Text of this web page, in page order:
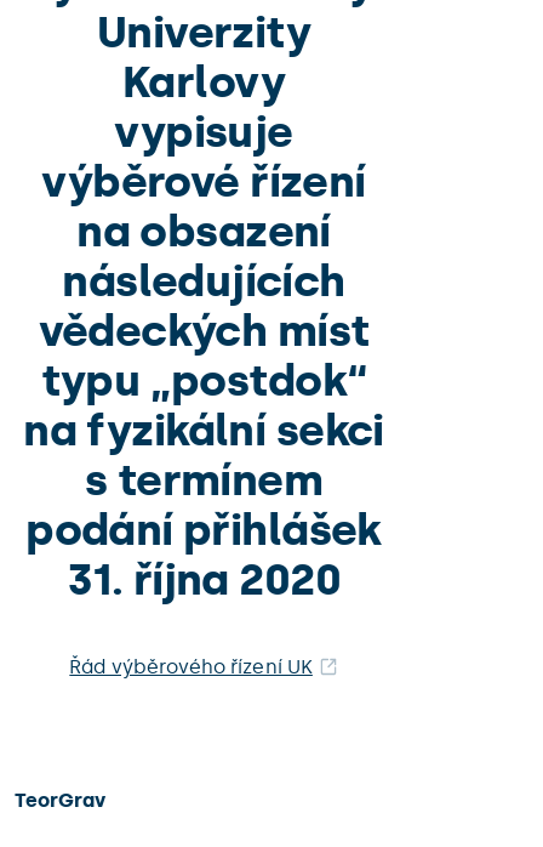
Univerzity
Karlovy
vypisuje
výběrové řízení
na obsazení
následujících
vědeckých míst
typu „postdok“
na fyzikální sekci
s termínem
podání přihlášek
31. října 2020
Řád výběrového řízení UK
TeorGrav